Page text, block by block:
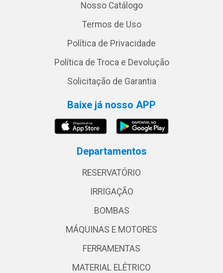
Nosso Catálogo
Termos de Uso
Política de Privacidade
Política de Troca e Devolução
Solicitação de Garantia
Baixe já nosso APP
Departamentos
RESERVATÓRIO
IRRIGAÇÃO
BOMBAS
MÁQUINAS E MOTORES
FERRAMENTAS
MATERIAL ELÉTRICO